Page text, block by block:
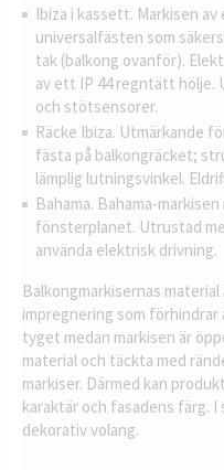
Ibiza i kassett. Markisen
universalfästen som
tak (balkong ovanför).
av ett IP 44 regntätt hölje.
och stötsensorer.
Räcke Ibiza. Utmärkande
fästa på balkongräcket;
lämplig lutningsvinkel.
Bahama. Bahama-
fönsterplanet. Utrustad
använda elektrisk drivning.
Balkongmarkisernas
impregnering som förhindrar
tyget medan markisen är
material och täckta med
markiser. Därmed kan
karaktär och fasadens färg.
dekorativ volang.